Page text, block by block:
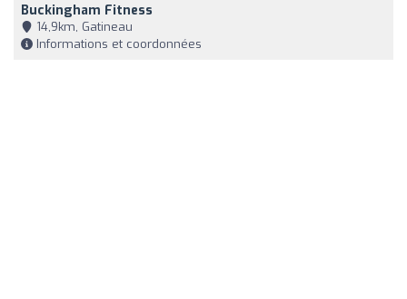
Buckingham Fitness
14,9km, Gatineau
Informations et coordonnées